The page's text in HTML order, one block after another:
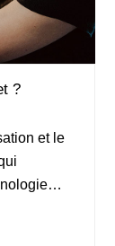
?
et le